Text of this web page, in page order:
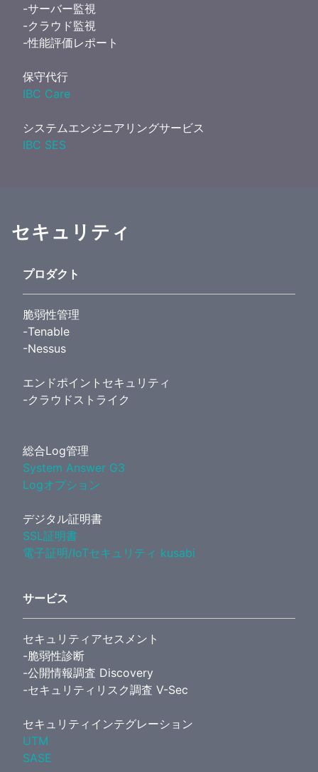
-サーバー監視
-クラウド監視
-性能評価レポート
保守代行
IBC Care
システムエンジニアリングサービス
IBC SES
セキュリティ
プロダクト
脆弱性管理
-Tenable
-Nessus
エンドポイントセキュリティ
-クラウドストライク
総合Log管理
System Answer G3
Logオプション
デジタル証明書
SSL証明書
電子証明/IoTセキュリティ kusabi
サービス
セキュリティアセスメント
-脆弱性診断
-公開情報調査 Discovery
-セキュリティリスク調査 V-Sec
セキュリティインテグレーション
UTM
SASE